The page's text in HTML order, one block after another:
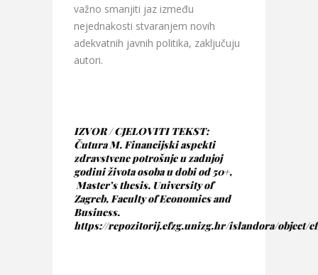
važno smanjiti jaz između
nejednakosti stvaranjem novih
adekvatnih javnih politika, zaključuju
autori.
IZVOR / CJELOVITI TEKST:
Čutura M. Financijski aspekti
zdravstvene potrošnje u zadnjoj
godini života osoba u dobi od 50+,
Master’s thesis. University of
Zagreb, Faculty of Economics and
Business.
https://repozitorij.efzg.unizg.hr/islandora/object/